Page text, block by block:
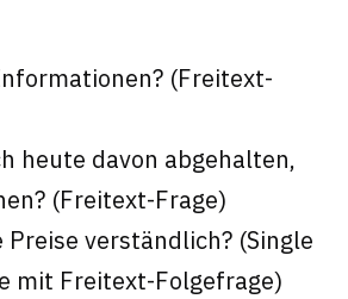
(Freitext-
heute davon abgehalten,
(Freitext-Frage)
Preise verständlich? (Single
mit Freitext-Folgefrage)